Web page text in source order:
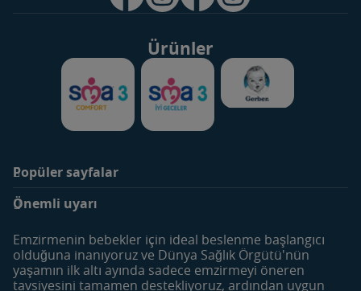
Ürünler
Popüler sayfalar
SMA Optipro 3
SMA Comfort 3
SMA İyi Geceler 3
Gerber
Devam Sütleri
Çocuk Devam Sütleri
Meyve ve Sebze Püreleri
Önemli uyarı
Emzirmenin bebekler için ideal beslenme başlangıcı
olduğuna inanıyoruz ve Dünya Sağlık Örgütü'nün
yaşamın ilk altı ayında sadece emzirmeyi öneren
tavsiyesini tamamen destekliyoruz, ardından uygun